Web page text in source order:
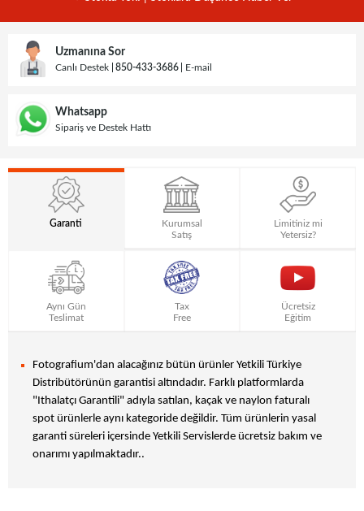
Uzmanına Sor
Canlı Destek 850-433-3686 E-mail
Whatsapp
Sipariş ve Destek Hattı
Garanti
Kurumsal
Satış
Limitiniz mi
Yetersiz?
Aynı Gün
Teslimat
Tax
Free
Ücretsiz
Eğitim
Fotografium'dan alacağınız bütün ürünler Yetkili Türkiye
Distribütörünün garantisi altındadır. Farklı platformlarda
"Ithalatçı Garantili" adıyla satılan, kaçak ve naylon faturalı
spot ürünlerle aynı kategoride değildir. Tüm ürünlerin yasal
garanti süreleri içersinde Yetkili Servislerde ücretsiz bakım ve
onarımı yapılmaktadır..